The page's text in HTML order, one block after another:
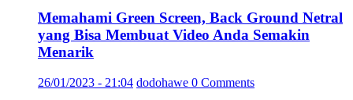
Memahami Green Screen, Back Ground Netral
yang Bisa Membuat Video Anda Semakin
Menarik
26/01/2023 - 21:04 dodohawe 0 Comments